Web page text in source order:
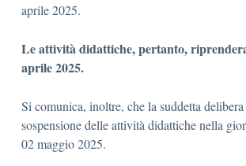
aprile 2025.
Le attività didattiche, pertanto,
aprile 2025.
Si comunica, inoltre, che la suddetta
sospensione delle attività didattiche nella
02 maggio 2025.